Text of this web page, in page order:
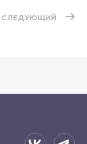
СЛЕДУЮЩИЙ